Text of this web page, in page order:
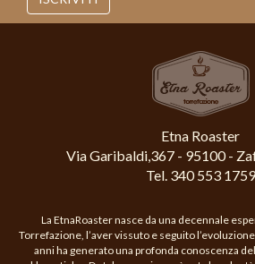
Etna Roaster
Via Garibaldi,367 - 95100 -
Tel. 340 553 1759
La EtnaRoaster nasce da una decennale
Torrefazione, l’aver vissuto e seguito
anni ha generato una profonda conoscenza